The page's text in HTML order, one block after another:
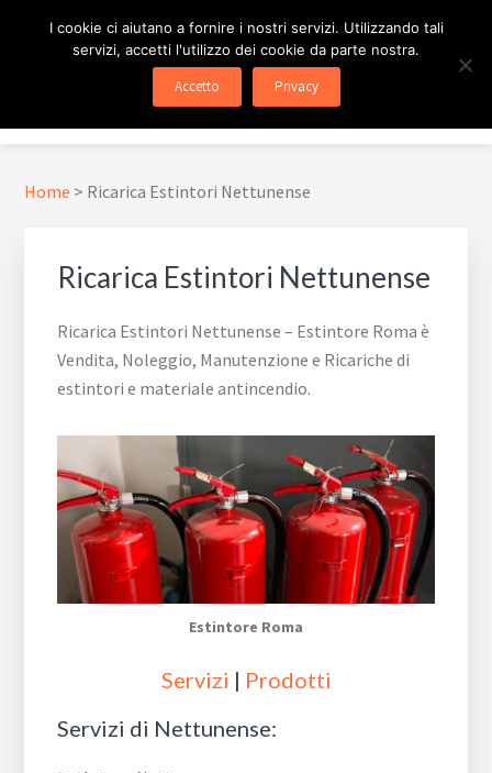
pagina
ESTINTORE ROMA
In Tutta Roma E Provincia
Menu
Home > Ricarica Estintori Nettunense
Ricarica Estintori Nettunense
Ricarica Estintori Nettunense – Estintore Roma è
Vendita, Noleggio, Manutenzione e Ricariche di
estintori e materiale antincendio.
Estintore Roma
Servizi | Prodotti
Servizi di Nettunense:
I cookie ci aiutano a fornire i nostri servizi. Utilizzando tali
servizi, accetti l'utilizzo dei cookie da parte nostra.
Accetto Privacy